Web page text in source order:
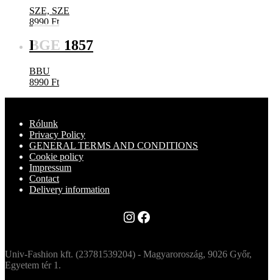
SZE, SZE
8990 Ft
BGE 1857
BBU
8990 Ft
Rólunk
Privacy Policy
GENERAL TERMS AND CONDITIONS
Cookie policy
Impressum
Contact
Delivery information
Instagram
Facebook
Univ-Fashion kft. (23781539204) - Magyaroroszág, 9026 Győr,
Egyetem tér 1.